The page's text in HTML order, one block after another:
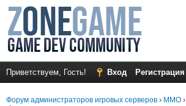
Приветствуем, Гость! Вход Регистрация
Форум администраторов игровых серверов › MMO ›